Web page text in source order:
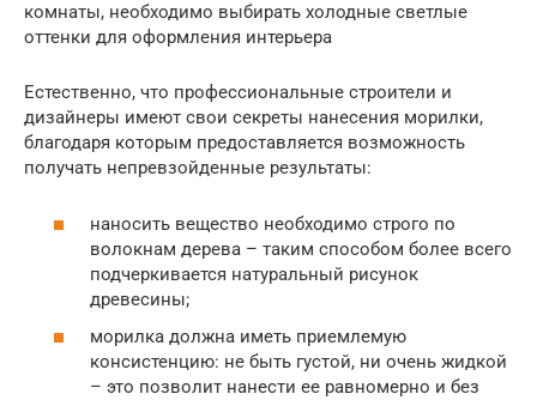
комнаты, необходимо выбирать холодные светлые
оттенки для оформления интерьера
Естественно, что профессиональные строители и
дизайнеры имеют свои секреты нанесения морилки,
благодаря которым предоставляется возможность
получать непревзойденные результаты:
наносить вещество необходимо строго по
волокнам дерева – таким способом более всего
подчеркивается натуральный рисунок
древесины;
морилка должна иметь приемлемую
консистенцию: не быть густой, ни очень жидкой
– это позволит нанести ее равномерно и без